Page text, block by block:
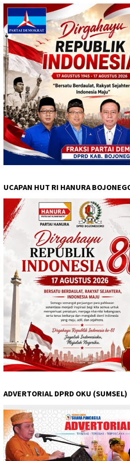
UCAPAN HUT RI HANURA
ADVERTORIAL DPRD OKU (SUMSEL)